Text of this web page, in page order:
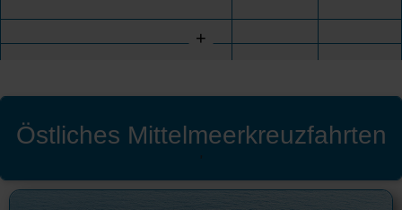
+
Östliches Mittelmeerkreuzfahrten
'